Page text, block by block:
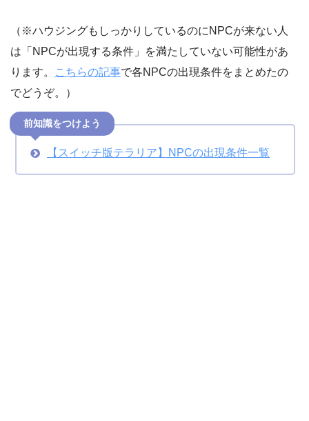
（※ハウジングもしっかりしているのにNPCが来ない人
は「NPCが出現する条件」を満たしていない可能性があ
ります。
こちらの記事で各NPCの出現条件をまとめたの
でどうぞ。）
前知識をつけよう
【スイッチ版テラリア】NPCの出現条件一覧